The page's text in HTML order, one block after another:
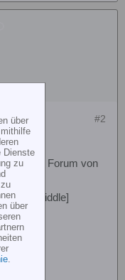
#2
Nova\" - Forum von
align=middle]
über
Dienste
zu
über
.